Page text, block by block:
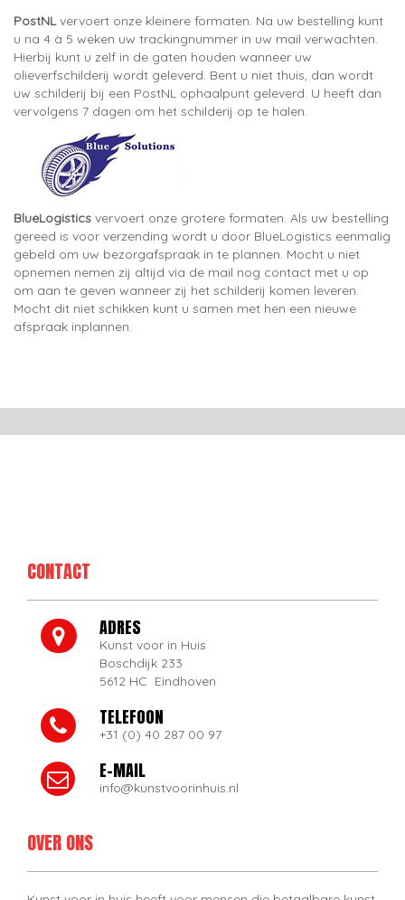
PostNLvervoert onze kleinere formaten. Na uw bestelling kunt
u na 4 à 5 weken uw trackingnummer in uw mail verwachten.
Hierbij kunt u zelf in de gaten houden wanneer uw
olieverfschilderij wordt geleverd. Bent u niet thuis, dan wordt
uw schilderij bij een PostNL ophaalpunt geleverd. U heeft dan
vervolgens 7 dagen om het schilderij op te halen.
BlueLogistics vervoert onze grotere formaten. Als uw bestelling
gereed is voor verzending wordt u door BlueLogistics eenmalig
gebeld om uw bezorgafspraak in te plannen. Mocht u niet
opnemen nemen zij altijd via de mail nog contact met u op
om aan te geven wanneer zij het schilderij komen leveren.
Mocht dit niet schikken kunt u samen met hen een nieuwe
afspraak inplannen.
CONTACT
ADRES
Kunst voor in Huis
Boschdijk 233
5612 HC Eindhoven
TELEFOON
+31 (0) 40 287 00 97
E-MAIL
info@kunstvoorinhuis.nl
OVER ONS